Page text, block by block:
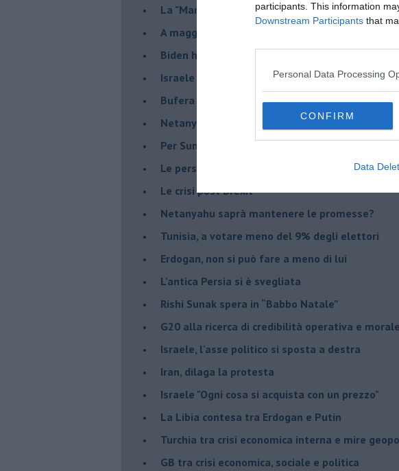
participants. This information
Downstream Participants that
Personal Data Processing
CONFIRM
Data
La "Marcia dei vivi" per non dimenticare
A maggio le urne decideranno il futuro di Erdoğan
Biden ha fatto infuriare la destra israeliana
Israele rischia una guerra civile
Bufera sull'immigrazione
Netanyahu a Roma, un viaggio complicato
Per Sunak niente crisi e nessuna emergenza
Le persecuzioni ai cristiani continuano da secoli
Le crisi post Brexit
Netanyahu saprà mantenere le promesse?
Tunisia, a votare meno del 9% degli elettori
Erdogan, non si può fare a meno di lui
L'antica Persia si è svegliata
Rishi Sunak spera in “Babbo Natale”
G20 alla ricerca di credibilità operativa e morale
Israele, l'asse politico si sposta a destra
Iran, dilaga la protesta
Israele "Ogni cosa si acquista con un prezzo"
La Libia contesa tra Erdogan e Putin
Turchia tra crisi economica interna e mire
GB tra crisi economica, sociale e politica